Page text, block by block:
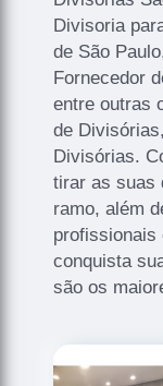
Divisoria
de São
Fornecedor
entre outras
de
Divisórias.
tirar as suas
ramo, além
profissionais
conquista
são os